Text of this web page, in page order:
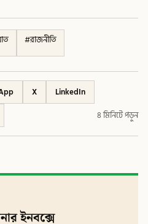
#রাজনীতি
X
LinkedIn
৪ মিনিটে পড়ুন
ইনবক্সে